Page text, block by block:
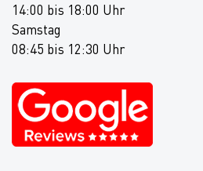
14:00 bis 18:00 Uhr
Samstag
08:45 bis 12:30 Uhr